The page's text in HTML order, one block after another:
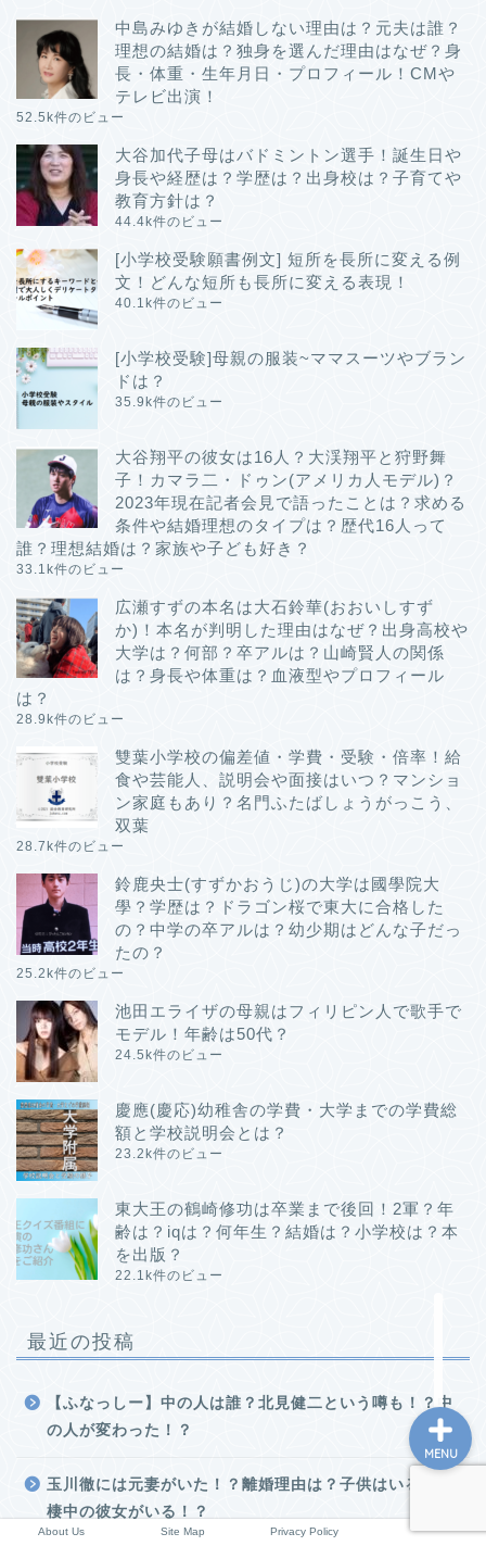
中島みゆきが結婚しない理由は？元夫は誰？
理想の結婚は？独身を選んだ理由はなぜ？身
長・体重・生年月日・プロフィール！CMや
テレビ出演！
52.5k件のビュー
大谷加代子母はバドミントン選手！誕生日や
身長や経歴は？学歴は？出身校は？子育てや
教育方針は？
44.4k件のビュー
[小学校受験願書例文] 短所を長所に変える例
文！どんな短所も長所に変える表現！
40.1k件のビュー
[小学校受験]母親の服装~ママスーツやブラン
ドは？
35.9k件のビュー
大谷翔平の彼女は16人？大渓翔平と狩野舞
子！カマラ二・ドゥン(アメリカ人モデル)？
2023年現在記者会見で語ったことは？求める
条件や結婚理想のタイプは？歴代16人って
誰？理想結婚は？家族や子ども好き？
33.1k件のビュー
広瀬すずの本名は大石鈴華(おおいしすず
か)！本名が判明した理由はなぜ？出身高校や
大学は？何部？卒アルは？山崎賢人の関係
は？身長や体重は？血液型やプロフィール
は？
28.9k件のビュー
雙葉小学校の偏差値・学費・受験・倍率！給
食や芸能人、説明会や面接はいつ？マンショ
ン家庭もあり？名門ふたばしょうがっこう、
双葉
28.7k件のビュー
鈴鹿央士(すずかおうじ)の大学は國學院大
學？学歴は？ドラゴン桜で東大に合格した
の？中学の卒アルは？幼少期はどんな子だっ
たの？
25.2k件のビュー
池田エライザの母親はフィリピン人で歌手で
モデル！年齢は50代？
24.5k件のビュー
慶應(慶応)幼稚舎の学費・大学までの学費総
額と学校説明会とは？
23.2k件のビュー
東大王の鶴崎修功は卒業まで後回！2軍？年
齢は？iqは？何年生？結婚は？小学校は？本
を出版？
22.1k件のビュー
最近の投稿
【ふなっしー】中の人は誰？北見健二という噂も！？中
の人が変わった！？
玉川徹には元妻がいた！？離婚理由は？子供はいる？同
棲中の彼女がいる！？
About Us Site Map Privacy Policy
MENU
Privacy Policy
小学校受験
願書と面接